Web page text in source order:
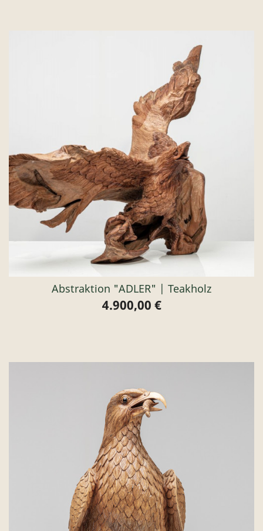
Abstraktion "ADLER" | Teakholz
Preis
4.900,00 €